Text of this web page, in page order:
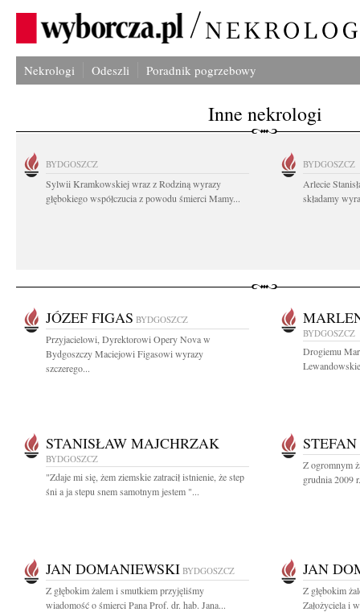
Nekrologi Odeszli Poradnik pogrzebowy
Inne nekrologi
BYDGOSZCZ
Sylwii Kramkowskiej wraz z Rodziną wyrazy
głębokiego współczucia z powodu śmierci Mamy...
BYDGOSZCZ
Arlecie
składamy
JÓZEF FIGAS BYDGOSZCZ
Przyjacielowi, Dyrektorowi Opery Nova w
Bydgoszczy Maciejowi Figasowi wyrazy
szczerego...
BYDGOSZCZ
Drogiemu
STANISŁAW MAJCHRZAK
BYDGOSZCZ
"Zdaje mi się, żem ziemskie zatracił istnienie, że step
śni a ja stepu snem samotnym jestem "...
Z ogromnym
grudnia 2009
JAN DOMANIEWSKI BYDGOSZCZ
Z głębokim żalem i smutkiem przyjęliśmy
wiadomość o śmierci Pana Prof. dr. hab. Jana...
JAN
Z głębokim
Założyciela i